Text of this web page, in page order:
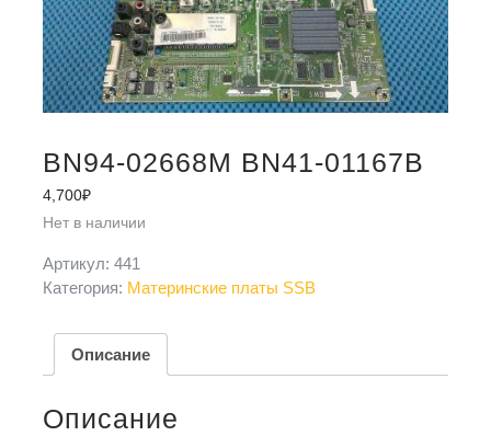
BN94-02668M BN41-01167B
4,700₽
Нет в наличии
Артикул: 441
Категория: Материнские платы SSB
Описание
Описание